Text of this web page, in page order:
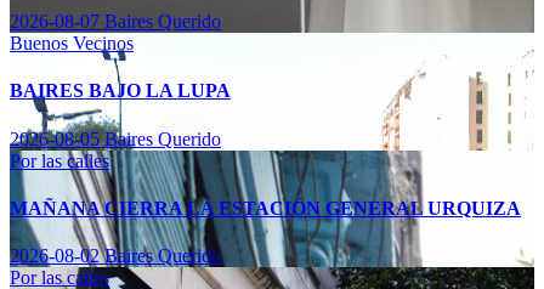
2026-08-07 Baires Querido
Buenos Vecinos
BAIRES BAJO LA LUPA
2026-08-05Baires Querido
Por las calles
MAÑANA CIERRA LA ESTACIÓN GENERAL URQUIZA
2026-08-02Baires Querido
Por las calles